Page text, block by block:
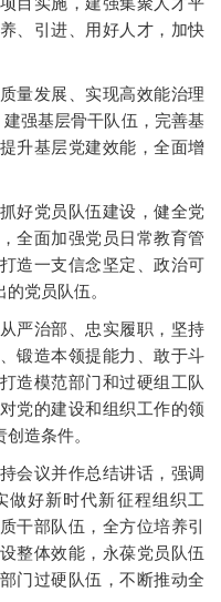
、引进、用好人才，加快
发展、实现高效能治理
强基层骨干队伍，完善基
升基层党建效能，全面增
党员队伍建设，健全党
全面加强党员日常教育管
造一支信念坚定、政治可
党员队伍。
治部、忠实履职，坚持
锻造本领提能力、敢于斗
造模范部门和过硬组工队
党的建设和组织工作的领
造条件。
议并作总结讲话，强调
做好新时代新征程组织工
干部队伍，全方位培养引
整体效能，永葆党员队伍
门过硬队伍，不断推动全